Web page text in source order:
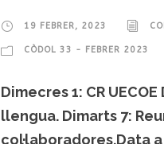
19 FEBRER, 2023
CÒDOL 33 - FEBRER 2023
Dimecres 1: CR
llengua. Dimarts 7:
col·laboradores.Data